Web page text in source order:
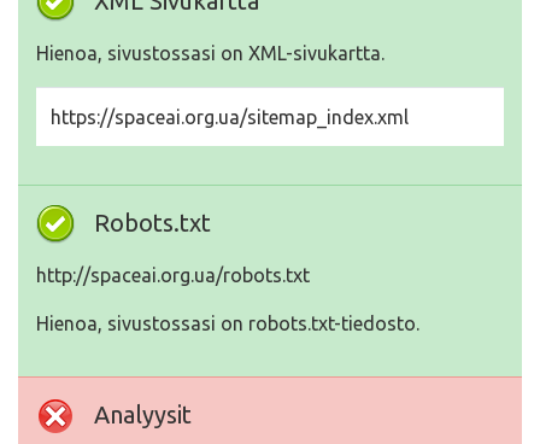
Hienoa, sivustossasi on XML-sivukartta.
https://spaceai.org.ua/sitemap_index.xml
Robots.txt
http://spaceai.org.ua/robots.txt
Hienoa, sivustossasi on robots.txt-tiedosto.
Analyysit